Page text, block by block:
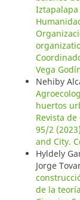
Iztapalapa
Vega
Nehiby
huertos
Revista
95/2
and City.
Hyldely
Jorge
de la